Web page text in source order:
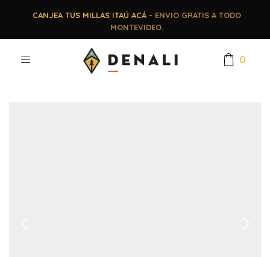
CANJEA TUS MILLAS ITAÚ ACÁ- ENVIO GRATIS A TODO
MONTEVIDEO.
0